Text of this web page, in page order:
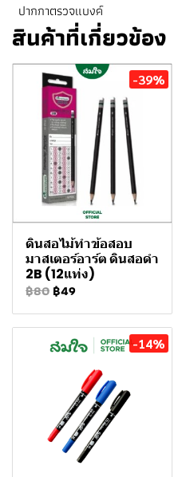
ปากกาตรวจแบงค์
สินค้าที่เกี่ยวข้อง
-39%
ดินสอไม้ทําข้อสอบ
มาสเตอร์อาร์ต ดินสอดำ
2B (12แท่ง)
฿80 ฿49
-14%